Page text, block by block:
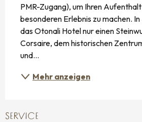
PMR-Zugang), um Ihren
besonderen Erlebnis zu machen.
das Otonali Hotel nur einen
Corsaire, dem historischen
und...
Mehr anzeigen
SERVICE